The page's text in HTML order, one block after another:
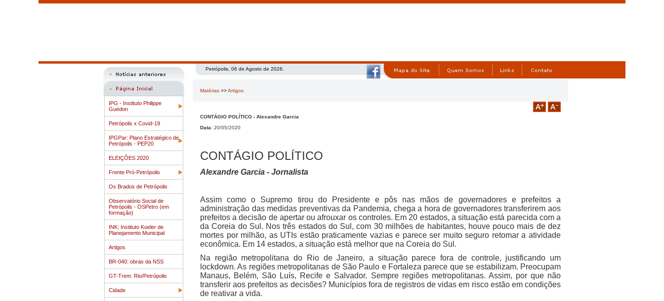
IPG - Instituto Philippe
Guédon
Petrópolis x Covid-19
IPGPar: Plano Estratégico de
Petrópolis - PEP20
ELEIÇÕES 2020
Frente Pró-Petrópolis
Os Brados de Petrópolis
Observatório Social de
Petrópolis - OSPetro (em
formação)
INK: Instituto Koeler de
Planejamento Municipal
Artigos
BR-040: obras da NSS
GT-Trem: Rio/Petrópolis
Cidade
Petrópolis, 06 de Agosto de 2026.
Matérias >>Artigos
CONTÁGIO POLÍTICO - Alexandre Garcia
Data: 20/05/2020
CONTÁGIO POLÍTICO
Alexandre Garcia - Jornalista
Assim como o Supremo tirou do Presidente e pôs nas mãos de governadores e prefeitos a
administração das medidas preventivas da Pandemia, chega a hora de governadores transferirem aos
prefeitos a decisão de apertar ou afrouxar os controles. Em 20 estados, a situação está parecida com a
da Coreia do Sul. Nos três estados do Sul, com 30 milhões de habitantes, houve pouco mais de dez
mortes por milhão, as UTIs estão praticamente vazias e parece ser muito seguro retomar a atividade
econômica. Em 14 estados, a situação está melhor que na Coreia do Sul.
Na região metropolitana do Rio de Janeiro, a situação parece fora de controle, justificando um
lockdown. As regiões metropolitanas de São Paulo e Fortaleza parece que se estabilizam. Preocupam
Manaus, Belém, São Luís, Recife e Salvador. Sempre regiões metropolitanas. Assim, por que não
transferir aos prefeitos as decisões? Municípios fora de registros de vidas em risco estão em condições
de reativar a vida.